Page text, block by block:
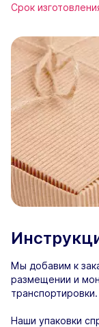
Срок
Мы добавим к
размещении и
транспортировки.
Наши упаковки